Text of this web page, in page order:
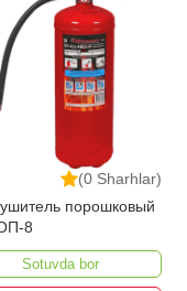
(0 Sharhlar)
порошковый
8
Sotuvda bor